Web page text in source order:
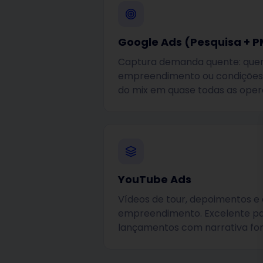
Google Ads (Pesquisa +
Captura demanda quente:
empreendimento ou
do mix em quase todas as
YouTube Ads
Vídeos de tour, depoimentos e
empreendimento. Excelente
lançamentos com narrativa